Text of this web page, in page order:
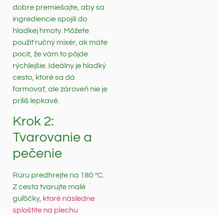
dobre premiešajte, aby sa
ingrediencie spojili do
hladkej hmoty. Môžete
použiť ručný mixér, ak máte
pocit, že vám to pôjde
rýchlejšie. Ideálny je hladký
cesto, ktoré sa dá
formovať, ale zároveň nie je
príliš lepkavé.
Krok 2:
Tvarovanie a
pečenie
Rúru predhrejte na 180 °C.
Z cesta tvarujte malé
guľôčky, ktoré následne
sploštíte na plechu